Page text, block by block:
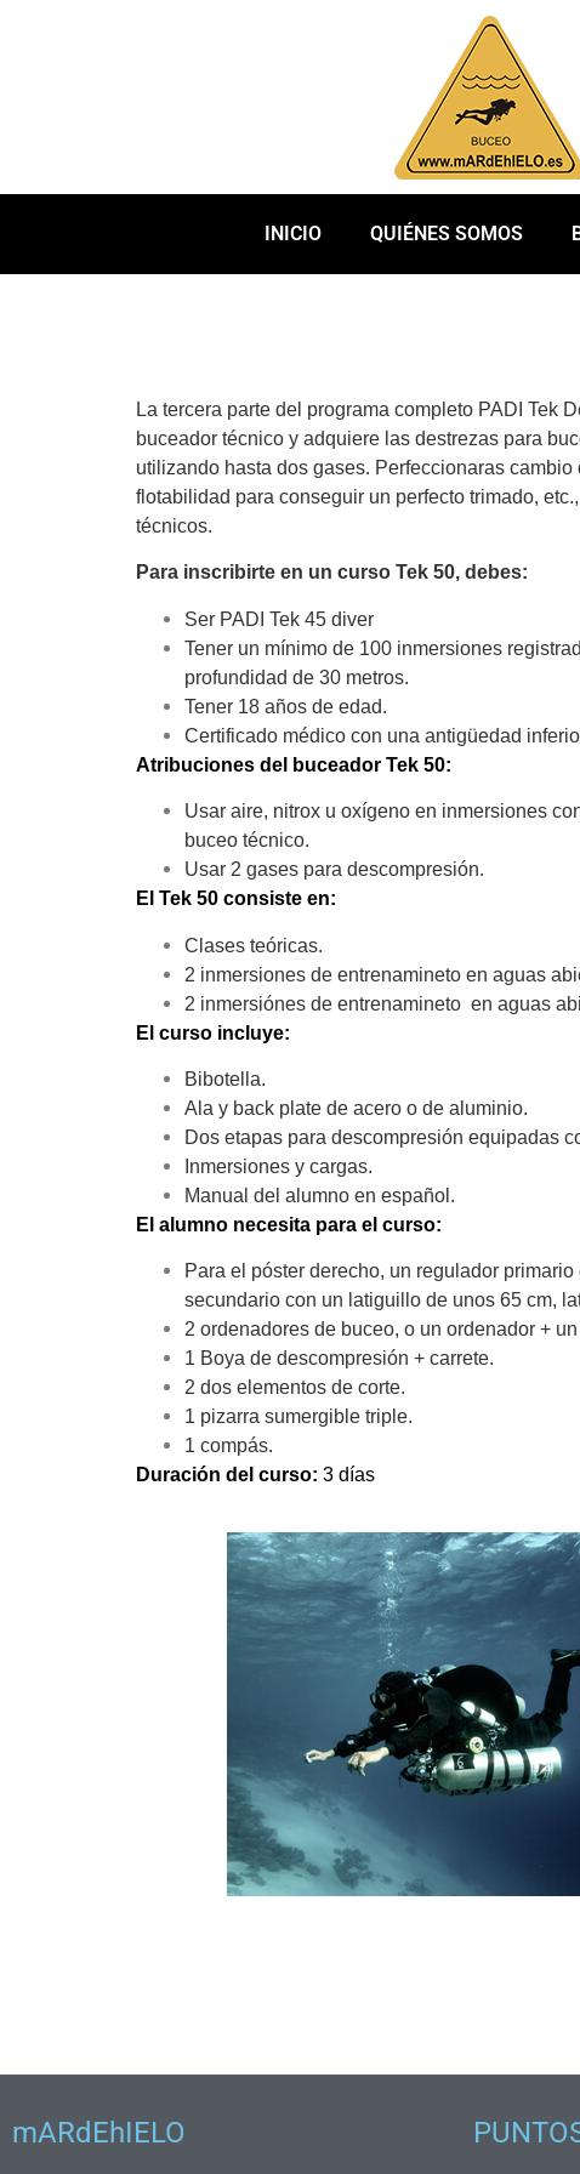
INICIO QUIÉNES SOMOS
La tercera parte del programa completo PADI Tek
buceador técnico y adquiere las destrezas para
utilizando hasta dos gases. Perfeccionaras cambio
flotabilidad para conseguir un perfecto trimado,
técnicos.
Para inscribirte en un curso Tek 50, debes:
Ser PADI Tek 45 diver
Tener un mínimo de 100 inmersiones
profundidad de 30 metros.
Tener 18 años de edad.
Certificado médico con una antigüedad
Atribuciones del buceador Tek 50:
Usar aire, nitrox u oxígeno en inmersiones
buceo técnico.
Usar 2 gases para descompresión.
El Tek 50 consiste en:
Clases teóricas.
2 inmersiones de entrenamineto en aguas
2 inmersiónes de entrenamineto en aguas
El curso incluye:
Bibotella.
Ala y back plate de acero o de aluminio.
Dos etapas para descompresión equipadas
Inmersiones y cargas.
Manual del alumno en español.
El alumno necesita para el curso:
Para el póster derecho, un regulador
secundario con un latiguillo de unos 65 cm,
2 ordenadores de buceo, o un ordenador +
1 Boya de descompresión + carrete.
2 dos elementos de corte.
1 pizarra sumergible triple.
1 compás.
Duración del curso: 3 días
mARdEhIELO